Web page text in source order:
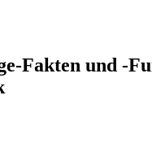
Fakten und -